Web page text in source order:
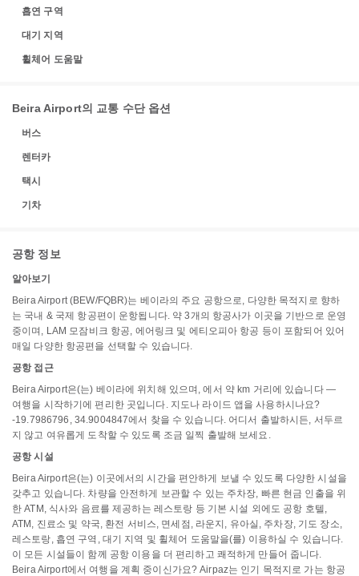
흡연 구역
대기 지역
휠체어 도움말
Beira Airport의 교통 수단 옵션
버스
렌터카
택시
기차
공항 정보
알아보기
Beira Airport (BEW/FQBR)는 베이라의 주요 공항으로, 다양한 목적지로 향하
는 국내 & 국제 항공편이 운항됩니다. 약 3개의 항공사가 이곳을 기반으로 운영
중이며, LAM 모잠비크 항공, 에어링크 및 에티오피아 항공 등이 포함되어 있어
매일 다양한 항공편을 선택할 수 있습니다.
공항 접근
Beira Airport은(는) 베이라에 위치해 있으며, 에서 약 km 거리에 있습니다 —
여행을 시작하기에 편리한 곳입니다. 지도나 라이드 앱을 사용하시나요?
-19.7986796, 34.9004847에서 찾을 수 있습니다. 어디서 출발하시든, 서두르
지 않고 여유롭게 도착할 수 있도록 조금 일찍 출발해 보세요.
공항 시설
Beira Airport은(는) 이곳에서의 시간을 편안하게 보낼 수 있도록 다양한 시설을
갖추고 있습니다. 차량을 안전하게 보관할 수 있는 주차장, 빠른 현금 인출을 위
한 ATM, 식사와 음료를 제공하는 레스토랑 등 기본 시설 외에도 공항 호텔,
ATM, 진료소 및 약국, 환전 서비스, 면세점, 라운지, 유아실, 주차장, 기도 장소,
레스토랑, 흡연 구역, 대기 지역 및 휠체어 도움말을(를) 이용하실 수 있습니다.
이 모든 시설들이 함께 공항 이용을 더 편리하고 쾌적하게 만들어 줍니다.
Beira Airport에서 여행을 계획 중이신가요? Airpaz는 인기 목적지로 가는 항공